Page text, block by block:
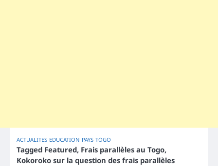
ACTUALITES EDUCATION PAYS TOGO
Tagged Featured, Frais parallèles au Togo,
Kokoroko sur la question des frais parallèles